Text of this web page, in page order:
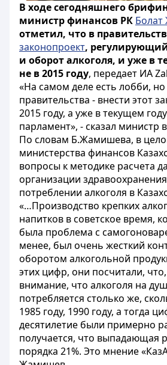
В ходе сегодняшнего
министр финансов РК
отметил, что в
законопроект,
и оборот алкоголя, и уже в
не в 2015 году, передает ИА
«На самом деле есть лобби,
правительства - внести этот
2015 году, а уже в текущем
парламент», - сказал министр
По словам Б.Жамишева, в
министерства финансов
вопросы к методике расчета
организации
потреблении алкоголя в
«…Производство крепких
напитков в советское время,
была проблема с
менее, был очень жесткий
оборотом алкогольной
этих цифр, они посчитали,
внимание, что алкоголя на
потребляется столько же,
1985 году, 1990 году, а тогда
десятилетие были примерно
получается, что выпадающая
порядка 21%. Это мнение